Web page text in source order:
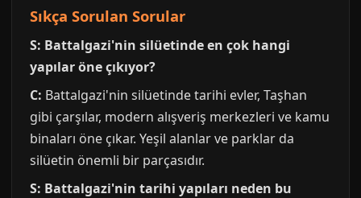
Sıkça Sorulan Sorular
S: Battalgazi'nin silüetinde en çok hangi
yapılar öne çıkıyor?
C: Battalgazi'nin silüetinde tarihi evler, Taşhan
gibi çarşılar, modern alışveriş merkezleri ve kamu
binaları öne çıkar. Yeşil alanlar ve parklar da
silüetin önemli bir parçasıdır.
S: Battalgazi'nin tarihi yapıları neden bu